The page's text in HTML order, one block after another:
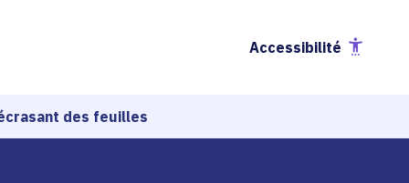
Accessibilité
des feuilles